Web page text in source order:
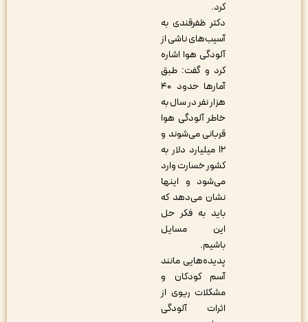
دکتر ظفرقندی به
آسیب‌های ناشی از
آلودگی هوا اشاره
کرد و گفت: طبق
آمارها حدود ۴۰
هزار نفر در سال به
خاطر آلودگی هوا
قربانی می‌شوند و
۱۲ میلیارد دلار به
کشور خسارت وارد
می‌شود و اینها
نشان می‌دهد که
باید به فکر حل
این مسایل
پدید‌ه‌هایی مانند
آسم کودکان و
مشکلات ریوی از
اثرات آلودگی